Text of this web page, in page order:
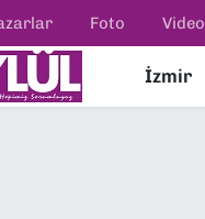
Foto Video
İzmir